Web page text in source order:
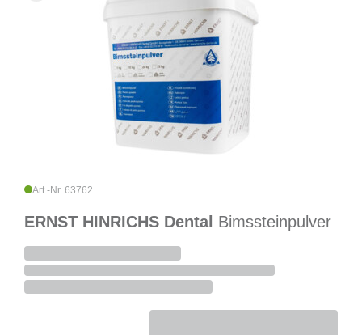
Art.-Nr. 63762
ERNST HINRICHS Dental Bimssteinpulver